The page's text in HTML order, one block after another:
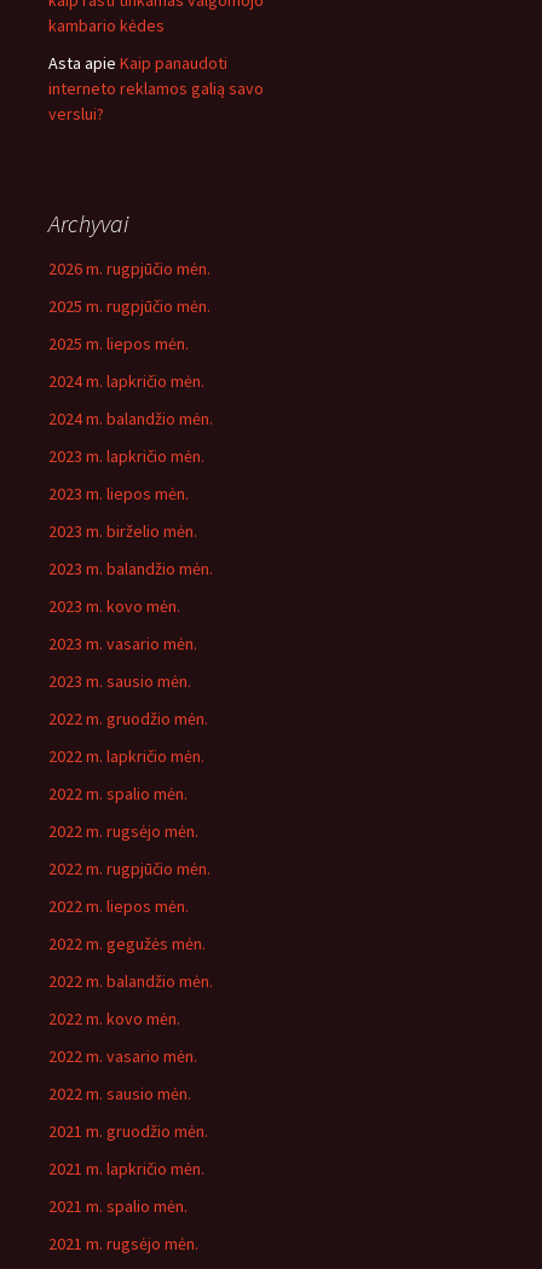
kambario kėdes
Asta apie Kaip panaudoti
interneto reklamos galią savo
verslui?
Archyvai
2026 m. rugpjūčio mėn.
2025 m. rugpjūčio mėn.
2025 m. liepos mėn.
2024 m. lapkričio mėn.
2024 m. balandžio mėn.
2023 m. lapkričio mėn.
2023 m. liepos mėn.
2023 m. birželio mėn.
2023 m. balandžio mėn.
2023 m. kovo mėn.
2023 m. vasario mėn.
2023 m. sausio mėn.
2022 m. gruodžio mėn.
2022 m. lapkričio mėn.
2022 m. spalio mėn.
2022 m. rugsėjo mėn.
2022 m. rugpjūčio mėn.
2022 m. liepos mėn.
2022 m. gegužės mėn.
2022 m. balandžio mėn.
2022 m. kovo mėn.
2022 m. vasario mėn.
2022 m. sausio mėn.
2021 m. gruodžio mėn.
2021 m. lapkričio mėn.
2021 m. spalio mėn.
2021 m. rugsėjo mėn.